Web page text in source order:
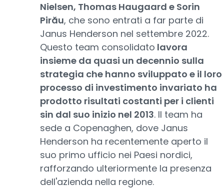
Nielsen, Thomas Haugaard e Sorin
Pirău, che sono entrati a far parte di
Janus Henderson nel settembre 2022.
Questo team consolidato lavora
insieme da quasi un decennio sulla
strategia che hanno sviluppato e il loro
processo di investimento invariato ha
prodotto risultati costanti per i clienti
sin dal suo inizio nel 2013. Il team ha
sede a Copenaghen, dove Janus
Henderson ha recentemente aperto il
suo primo ufficio nei Paesi nordici,
rafforzando ulteriormente la presenza
dell'azienda nella regione.